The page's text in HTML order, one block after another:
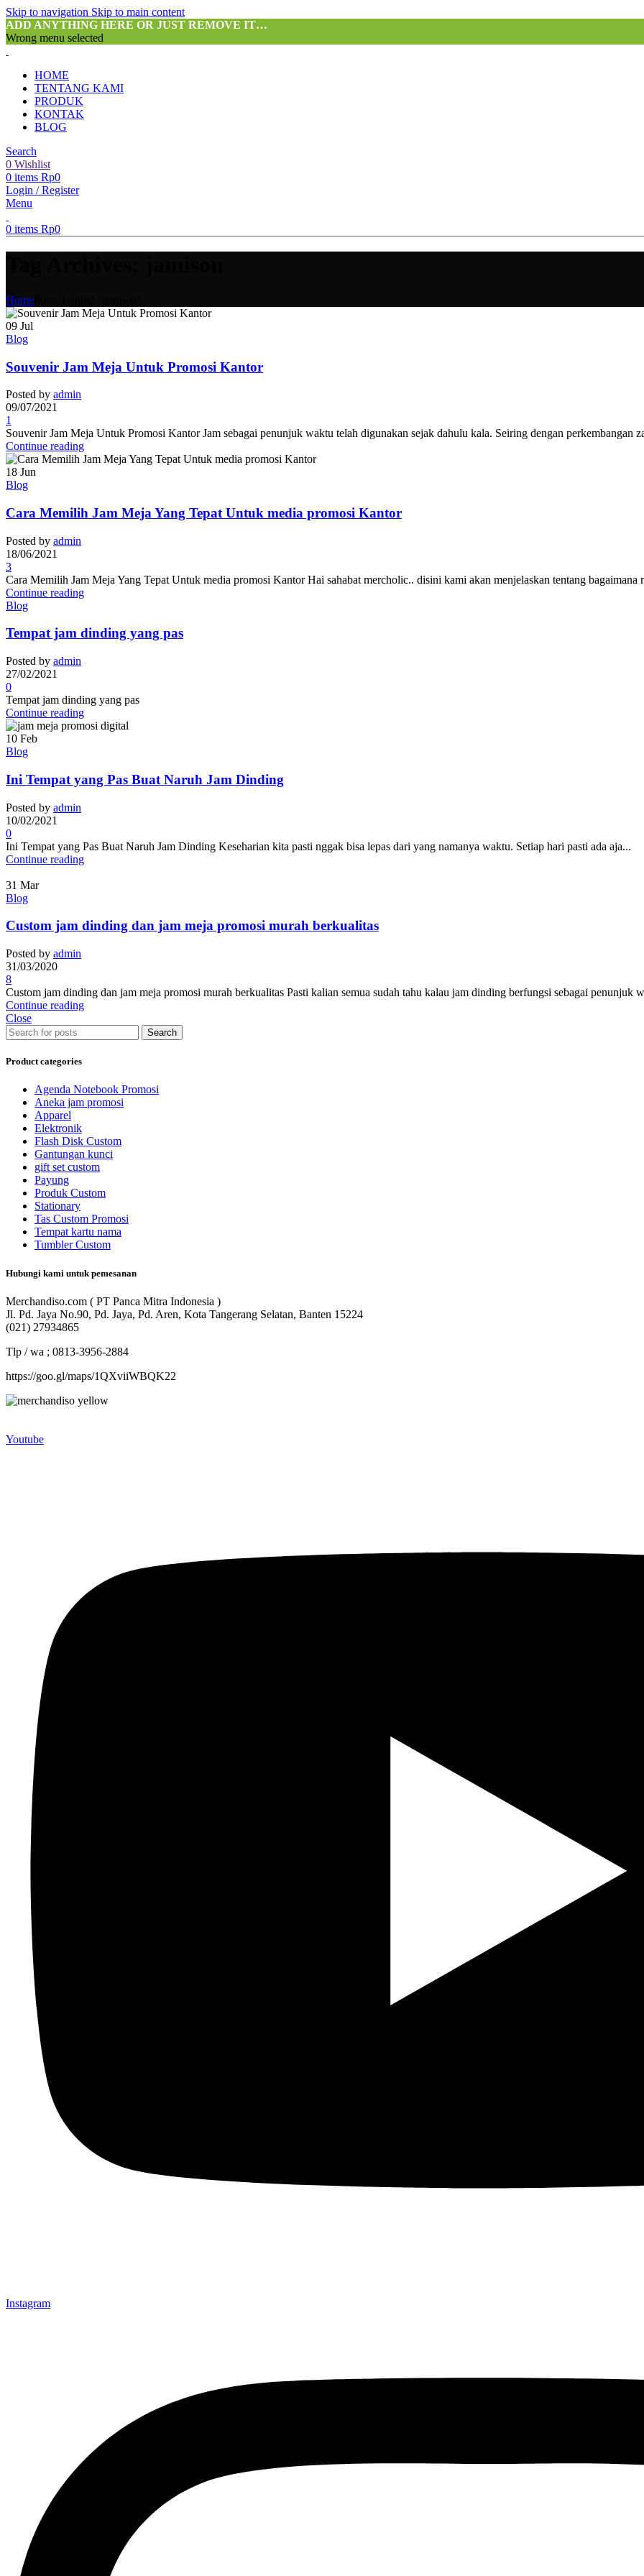
Skip to navigation Skip to main content
ADD ANYTHING HERE OR JUST REMOVE IT…
Wrong menu selected
HOME
TENTANG KAMI
PRODUK
KONTAK
BLOG
Search
0 Wishlist
0 items Rp0
Login / Register
Menu
0 items Rp0
Home
09 Jul
Blog
Souvenir Jam Meja Untuk Promosi Kantor
Posted by admin
09/07/2021
1
Souvenir Jam Meja Untuk Promosi Kantor Jam sebagai penunjuk waktu telah digunakan sejak dahulu kala. Seiring dengan perkembangan
Continue reading
18 Jun
Blog
Cara Memilih Jam Meja Yang Tepat Untuk media promosi Kantor
Posted by admin
18/06/2021
3
Cara Memilih Jam Meja Yang Tepat Untuk media promosi Kantor Hai sahabat mercholic.. disini kami akan menjelaskan tentang bagaimana
Continue reading
Blog
Tempat jam dinding yang pas
Posted by admin
27/02/2021
0
Tempat jam dinding yang pas
Continue reading
10 Feb
Blog
Ini Tempat yang Pas Buat Naruh Jam Dinding
Posted by admin
10/02/2021
0
Ini Tempat yang Pas Buat Naruh Jam Dinding Keseharian kita pasti nggak bisa lepas dari yang namanya waktu. Setiap hari pasti ada aja...
Continue reading
31 Mar
Blog
Custom jam dinding dan jam meja promosi murah berkualitas
Posted by admin
31/03/2020
8
Custom jam dinding dan jam meja promosi murah berkualitas Pasti kalian semua sudah tahu kalau jam dinding berfungsi sebagai penunjuk
Continue reading
Close
Search
Product categories
Agenda Notebook Promosi
Aneka jam promosi
Apparel
Elektronik
Flash Disk Custom
Gantungan kunci
gift set custom
Payung
Produk Custom
Stationary
Tas Custom Promosi
Tempat kartu nama
Tumbler Custom
Hubungi kami untuk pemesanan
Merchandiso.com ( PT Panca Mitra Indonesia )
Jl. Pd. Jaya No.90, Pd. Jaya, Pd. Aren, Kota Tangerang Selatan, Banten 15224
(021) 27934865
Tlp / wa ; 0813-3956-2884
https://goo.gl/maps/1QXviiWBQK22
Youtube
Instagram